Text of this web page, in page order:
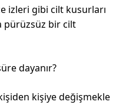
izleri gibi cilt kusurları
pürüzsüz bir cilt
dayanır?
kişiye değişmekle